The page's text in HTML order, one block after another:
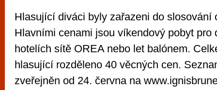
Hlasující diváci byly zařazeni do slosování
Hlavními cenami jsou víkendový pobyt pro
hotelích sítě OREA nebo let balónem.
hlasující rozděleno 40 věcných cen.
zveřejněn od 24. června na